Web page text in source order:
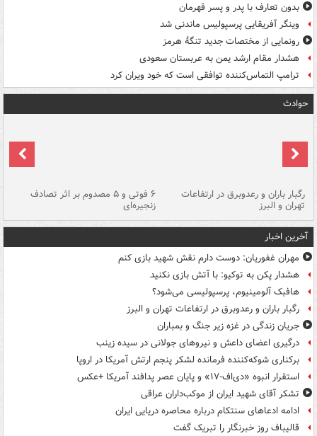
بدون تعارف با پدر و پسر قهرمان
وینگر آفریقایی پرسپولیس ماندنی شد
رونمایی از مختصات جدید تنگۀ هرمز
هشدار مقام ارشد یمن به عربستان سعودی
ترامپ التماس‌کننده توافقی است که خود ویران کرد
حوادث
رگبار باران و رعدوبرق در ارتفاعات
تهران و البرز
۶ فوتی و ۵ مصدوم بر اثر تصادف
زنجیره‌ای
آخرین اخبار
مهران غفوریان: دوست دارم نقش شهید بازی کنم
هشدار پکن به توکیو: با آتش بازی نکنید
هافبک آلومینیوم، پرسپولیسی می‌شود؟
رگبار باران و رعدوبرق در ارتفاعات تهران و البرز
جریان زندگی در غزه زیر جنگ و بمباران
درگیری اعضای داعش و نیروهای جولانی در سیده زینب
برکناری شوکه‌کننده فرمانده لشکر پنجم ارتش آمریکا در اروپا
استقرار انبوه «دی‌اف‑۱۷» و پایان عصر پدافند آمریکا +عکس
تشکر آقای شهید ایران از موکب‌داران عراقی
ادامه ادعاهای سنتکام درباره محاصره دریایی ایران
قالیباف روز خبرنگار را تبریک گفت